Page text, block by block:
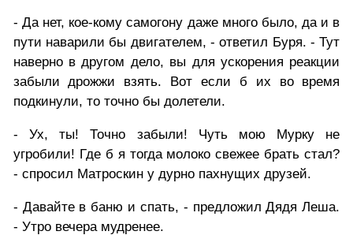
- Да нет, кое-кому самогону даже много было, да и в
пути наварили бы двигателем, - ответил Буря. - Тут
наверно в другом дело, вы для ускорения реакции
забыли дрожжи взять. Вот если б их во время
подкинули, то точно бы долетели.
- Ух, ты! Точно забыли! Чуть мою Мурку не
угробили! Где б я тогда молоко свежее брать стал?
- спросил Матроскин у дурно пахнущих друзей.
- Давайте в баню и спать, - предложил Дядя Леша.
- Утро вечера мудренее.